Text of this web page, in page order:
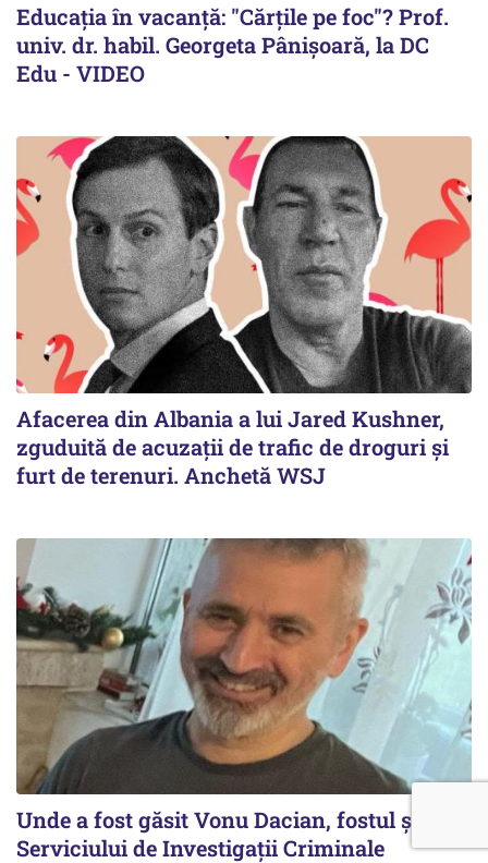
Educația în vacanță: "Cărțile pe foc"? Prof.
univ. dr. habil. Georgeta Pânișoară, la DC
Edu - VIDEO
Afacerea din Albania a lui Jared Kushner,
zguduită de acuzații de trafic de droguri și
furt de terenuri. Anchetă WSJ
Unde a fost găsit Vonu Dacian, fostul șef al
Serviciului de Investigații Criminale